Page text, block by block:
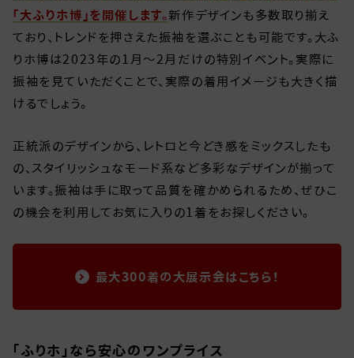
「大ふりホ博」を開催します。 新作デザインも多数取り揃え
ており、トレンドを押さえた振袖を選ぶことも可能です。大ふ
りホ博は2023年の1月～2月だけの特別イベント。実際に
振袖を見ていただくことで、実際の着用イメージも大きく描
けるでしょう。
正統派のデザインから、レトロと今どき感をミックスしたも
の、スタイリッシュなモード系など多彩なデザインが揃って
います。振袖は手に取って品質を確かめられるため、ぜひこ
の機会を利用してお気に入りの1着をお探しください。
最大300着の大展示会はこちら！
「ふりホ」なら安心のワンプライス